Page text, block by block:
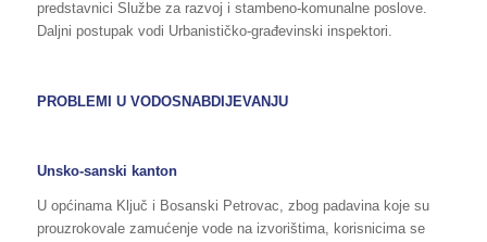
predstavnici Službe za razvoj i stambeno-komunalne poslove.
Daljni postupak vodi Urbanističko-građevinski inspektori.
PROBLEMI U VODOSNABDIJEVANJU
Unsko-sanski kanton
U općinama Ključ i Bosanski Petrovac, zbog padavina koje su
prouzrokovale zamućenje vode na izvorištima, korisnicima se